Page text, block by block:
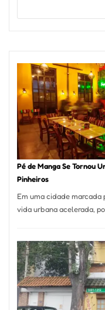
Pé de Manga Se Tornou
Pinheiros
Em uma cidade
vida urbana acelerada,